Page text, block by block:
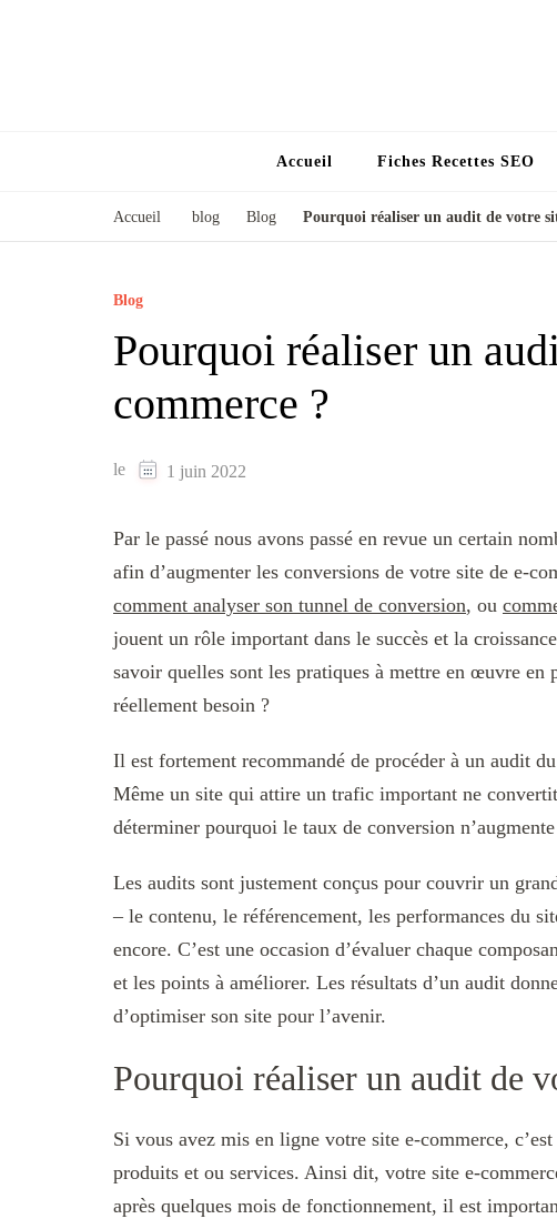
Accueil Fiches Recettes SEO
Accueil blog Blog Pourquoi réaliser un audit de votre
Blog
Pourquoi réaliser un
commerce ?
le 1 juin 2022
Par le passé nous avons passé en revue un certain
afin d’augmenter les conversions de votre site de e-
comment analyser son tunnel de conversion, ou
jouent un rôle important dans le succès et la
savoir quelles sont les pratiques à mettre en œuvre
réellement besoin ?
Il est fortement recommandé de procéder à un audit
Même un site qui attire un trafic important ne
déterminer pourquoi le taux de conversion
Les audits sont justement conçus pour couvrir un
– le contenu, le référencement, les performances du
encore. C’est une occasion d’évaluer chaque
et les points à améliorer. Les résultats d’un audit
d’optimiser son site pour l’avenir.
Pourquoi réaliser un audit de
Si vous avez mis en ligne votre site e-commerce,
produits et ou services. Ainsi dit, votre site e-
après quelques mois de fonctionnement, il est